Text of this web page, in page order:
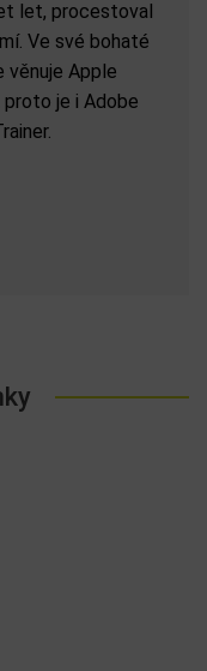
let, procestoval
Ve své bohaté
Apple
je i Adobe